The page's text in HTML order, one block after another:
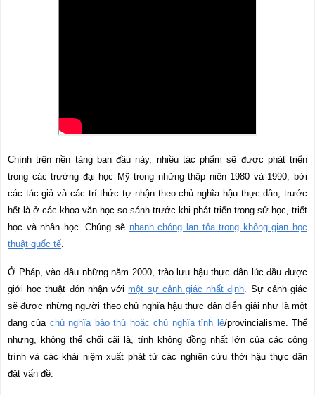
Chính trên nền tảng ban đầu này, nhiều tác phẩm sẽ được phát triển
trong các trường đại học Mỹ trong những thập niên 1980 và 1990, bởi
các tác giả và các trí thức tự nhận theo chủ nghĩa hậu thực dân, trước
hết là ở các khoa văn học so sánh trước khi phát triển trong sử học, triết
học và nhân học. Chúng sẽ nhanh chóng lan tỏa trong không gian học
thuật quốc tế
Ở Pháp, vào đầu những năm 2000, trào lưu hậu thực dân lúc đầu được
giới học thuật đón nhận với một sự cảnh giác nhất định . Sự cảnh giác
sẽ được những người theo chủ nghĩa hậu thực dân diễn giải như là một
dạng của chủ nghĩa bảo thủ hoặc chủ nghĩa tỉnh lẻ/provincialisme. Thế
nhưng, không thể chối cãi là, tính không đồng nhất lớn của các công
trình và các khái niệm xuất phát từ các nghiên cứu thời hậu thực dân
đặt vấn đề.